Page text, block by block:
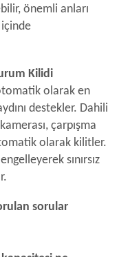
önemli anları
Kilidi
olarak en
destekler. Dahili
çarpışma
olarak kilitler.
sınırsız
sorular